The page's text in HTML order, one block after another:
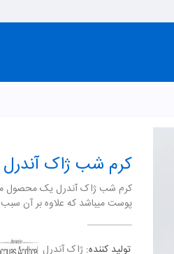
کرم شب ژاک آندرل
کرم شب ژاک آندرل یک محصول
پوست میباشد که علاوه بر آن
تولید کننده: ژاک آندرل